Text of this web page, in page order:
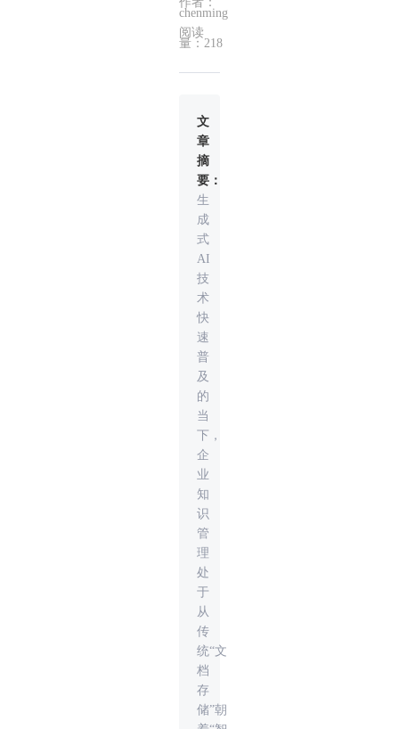
chenming
阅读
量：218
文
章
摘
要：
生
成
式
AI
技
术
快
速
普
及
的
当
下，
企
业
知
识
管
理
处
于
从
传
统“文
档
存
储”朝